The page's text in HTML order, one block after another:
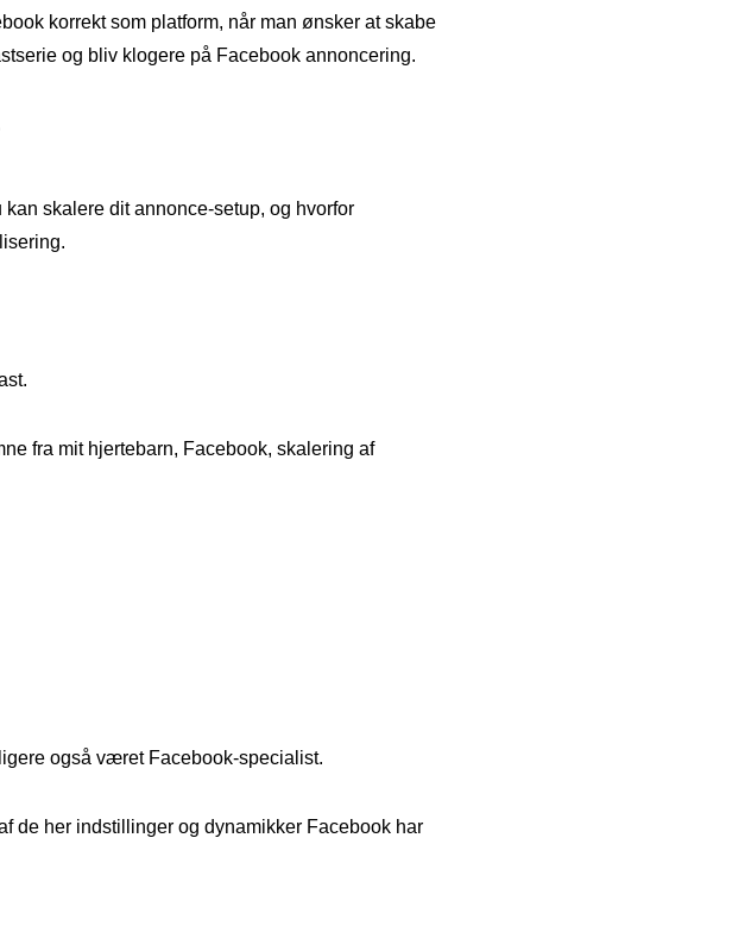
korrekt som platform, når man ønsker at skabe
og bliv klogere på Facebook annoncering.
skalere dit annonce-setup, og hvorfor
fra mit hjertebarn, Facebook, skalering af
også været Facebook-specialist.
de her indstillinger og dynamikker Facebook har